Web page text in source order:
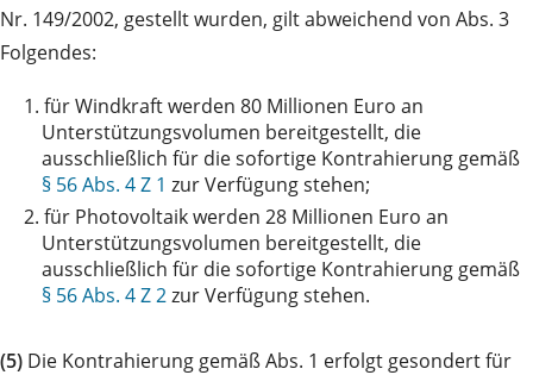
Nr. 149/2002, gestellt wurden, gilt abweichend von Abs. 3
Folgendes:
1. für Windkraft werden 80 Millionen Euro an
Unterstützungsvolumen bereitgestellt, die
ausschließlich für die sofortige Kontrahierung gemäß
§ 56 Abs. 4 Z 1 zur Verfügung stehen;
2. für Photovoltaik werden 28 Millionen Euro an
Unterstützungsvolumen bereitgestellt, die
ausschließlich für die sofortige Kontrahierung gemäß
§ 56 Abs. 4 Z 2zur Verfügung stehen.
(5) Die Kontrahierung gemäß Abs. 1 erfolgt gesondert für